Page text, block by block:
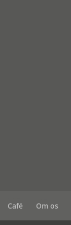
Café Om os